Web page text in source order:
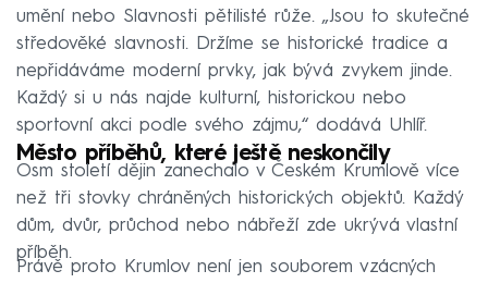
umění nebo Slavnosti pětilisté růže. „Jsou to skutečné
středověké slavnosti. Držíme se historické tradice a
nepřidáváme moderní prvky, jak bývá zvykem jinde.
Každý si u nás najde kulturní, historickou nebo
sportovní akci podle svého zájmu,“ dodává Uhlíř.
Město příběhů, které ještě neskončily
Osm století dějin zanechalo v Českém Krumlově více
než tři stovky chráněných historických objektů. Každý
dům, dvůr, průchod nebo nábřeží zde ukrývá vlastní
příběh.
Právě proto Krumlov není jen souborem vzácných